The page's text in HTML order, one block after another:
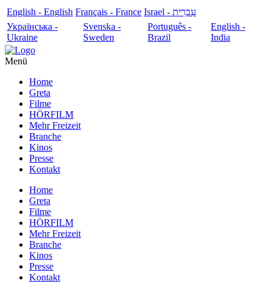
English - English Français - France
עִבְרִית - Israel
Українська -
Ukraine
Svenska -
Sweden
Português -
Brazil
English -
India
Menü
Home
Greta
Filme
HÖRFILM
Mehr Freizeit
Branche
Kinos
Presse
Kontakt
Home
Greta
Filme
HÖRFILM
Mehr Freizeit
Branche
Kinos
Presse
Kontakt